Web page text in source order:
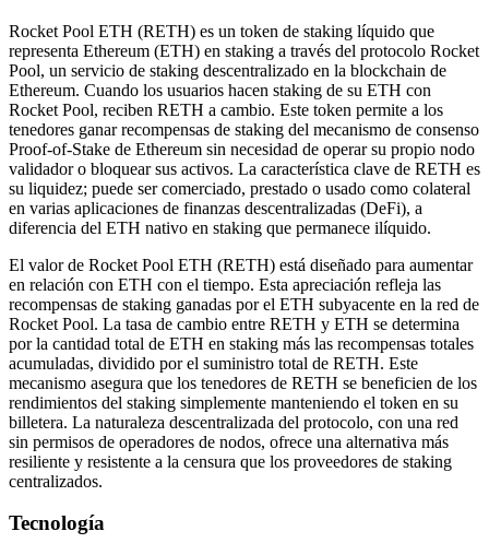
Rocket Pool ETH (RETH) es un token de staking líquido que
representa Ethereum (ETH) en staking a través del protocolo Rocket
Pool, un servicio de staking descentralizado en la blockchain de
Ethereum. Cuando los usuarios hacen staking de su ETH con
Rocket Pool, reciben RETH a cambio. Este token permite a los
tenedores ganar recompensas de staking del mecanismo de consenso
Proof-of-Stake de Ethereum sin necesidad de operar su propio nodo
validador o bloquear sus activos. La característica clave de RETH es
su liquidez; puede ser comerciado, prestado o usado como colateral
en varias aplicaciones de finanzas descentralizadas (DeFi), a
diferencia del ETH nativo en staking que permanece ilíquido.
El valor de Rocket Pool ETH (RETH) está diseñado para aumentar
en relación con ETH con el tiempo. Esta apreciación refleja las
recompensas de staking ganadas por el ETH subyacente en la red de
Rocket Pool. La tasa de cambio entre RETH y ETH se determina
por la cantidad total de ETH en staking más las recompensas totales
acumuladas, dividido por el suministro total de RETH. Este
mecanismo asegura que los tenedores de RETH se beneficien de los
rendimientos del staking simplemente manteniendo el token en su
billetera. La naturaleza descentralizada del protocolo, con una red
sin permisos de operadores de nodos, ofrece una alternativa más
resiliente y resistente a la censura que los proveedores de staking
centralizados.
Tecnología